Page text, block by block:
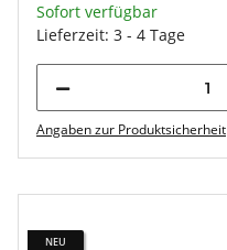
Sofort verfügbar
Lieferzeit: 3 - 4 Tage
Angaben zur Produktsicherheit
NEU